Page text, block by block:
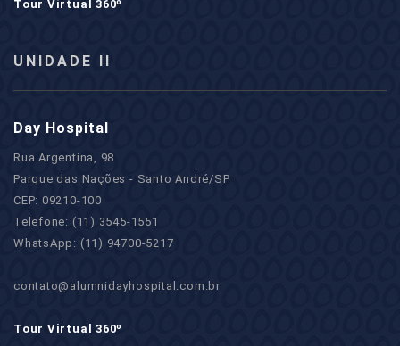
Tour Virtual 360º
UNIDADE II
Day Hospital
Rua Argentina, 98
Parque das Nações - Santo André/SP
CEP: 09210-100
Telefone: (11) 3545-1551
WhatsApp: (11) 94700-5217
contato@alumnidayhospital.com.br
Tour Virtual 360º